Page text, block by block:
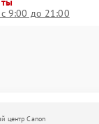
9:00 до 21:00
центр Canon